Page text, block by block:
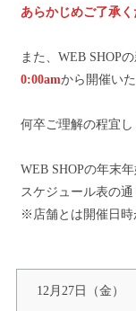
あらかじめご了承く
また、WEB SHOP
0:00amから開催いた
何卒ご理解の程宜し
WEB SHOPの年末
スケジュール表の通
※店舗とは開催日時
12月27日（金）